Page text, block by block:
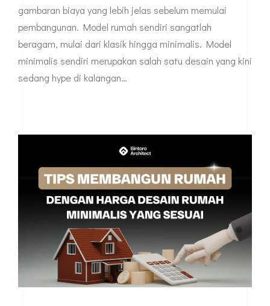
gambaran biaya yang lebih jelas sebelum memulai
pembangunan. Model rumah sendiri sangatlah
beragam, mulai dari klasik hingga minimalis. Model
minimalis sendiri merupakan salah satu desain yang kini
sedang hype di kalangan…